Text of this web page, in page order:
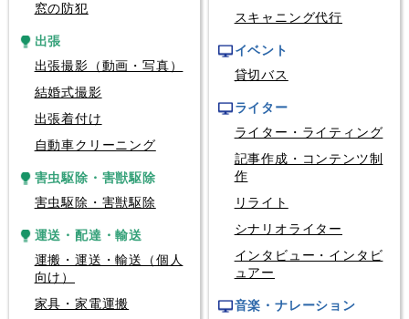
窓の防犯
出張
出張撮影（動画・写真）
結婚式撮影
出張着付け
自動車クリーニング
害虫駆除・害獣駆除
害虫駆除・害獣駆除
運送・配達・輸送
運搬・運送・輸送（個人
向け）
家具・家電運搬
スキャニング代行
イベント
貸切バス
ライター
ライター・ライティング
記事作成・コンテンツ制
作
リライト
シナリオライター
インタビュー・インタビ
ュアー
音楽・ナレーション